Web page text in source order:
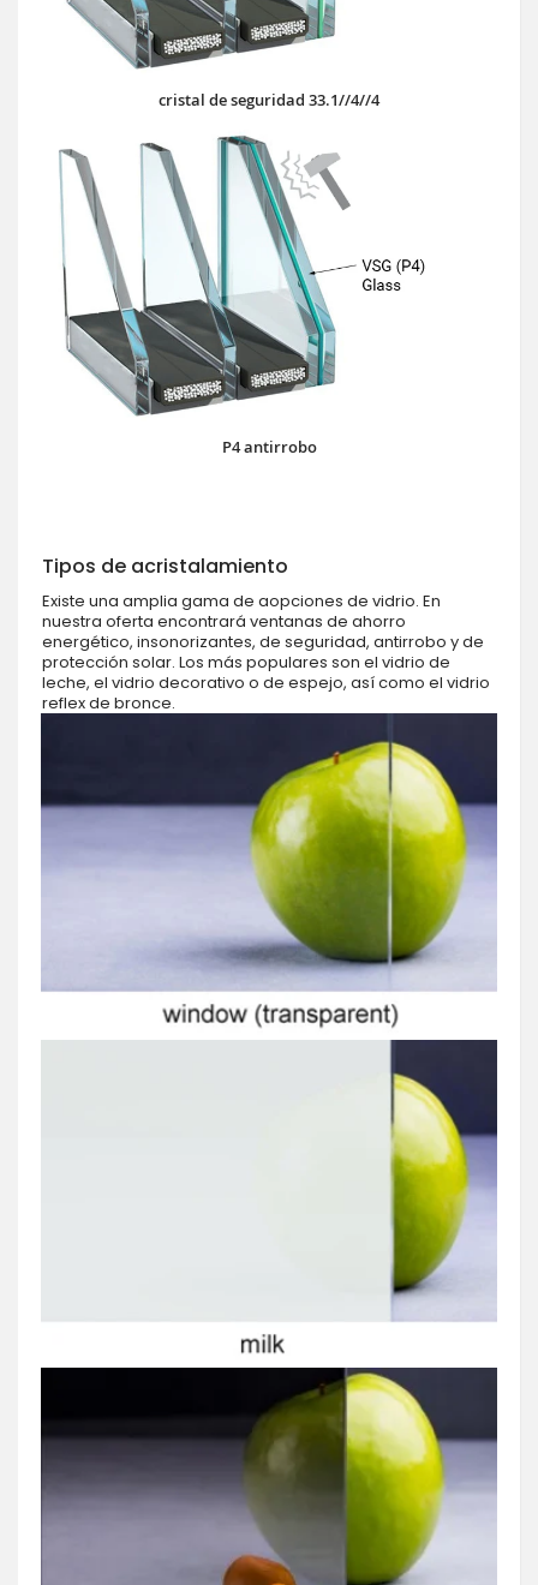
cristal de seguridad 33.1//4//4
P4 antirrobo
Tipos de acristalamiento
Existe una amplia gama de aopciones de vidrio. En
nuestra oferta encontrará ventanas de ahorro
energético, insonorizantes, de seguridad, antirrobo y de
protección solar. Los más populares son el vidrio de
leche, el vidrio decorativo o de espejo, así como el vidrio
reflex de bronce.